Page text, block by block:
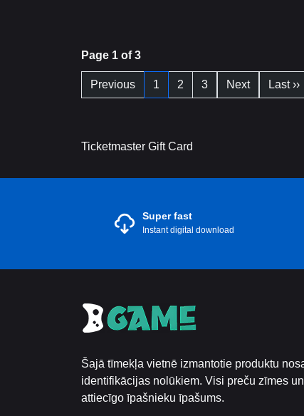
Page 1 of 3
Previous 1 2 3 Next Last ››
Ticketmaster Gift Card
Super fast
Instant digital download
Šajā tīmekļa vietnē izmantotie produktu
identifikācijas nolūkiem. Visi preču zīmes
attiecīgo īpašnieku īpašums.